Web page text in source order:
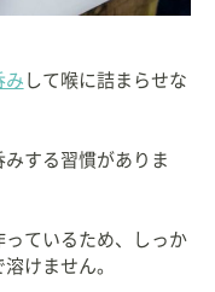
み して喉に詰まらせな
する習慣がありま
ているため、しっか
けません。